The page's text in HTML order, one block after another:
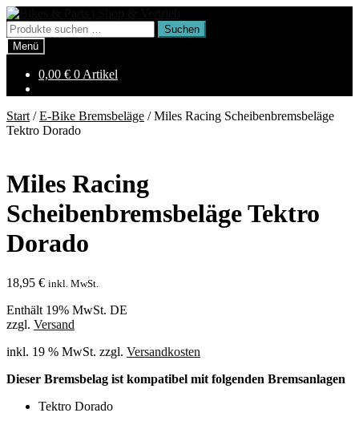
Zur
Navigation
springen
Zum
Inhalt
springen
Suchen
nach:
Suchen
Menü
0,00 € 0 Artikel
Start /E-Bike Bremsbeläge /Miles Racing Scheibenbremsbeläge
Tektro Dorado
Miles Racing
Scheibenbremsbeläge Tektro
Dorado
18,95 € inkl. MwSt.
Enthält 19% MwSt. DE
zzgl. Versand
inkl. 19 % MwSt. zzgl. Versandkosten
Dieser Bremsbelag ist kompatibel mit folgenden Bremsanlagen
Tektro Dorado